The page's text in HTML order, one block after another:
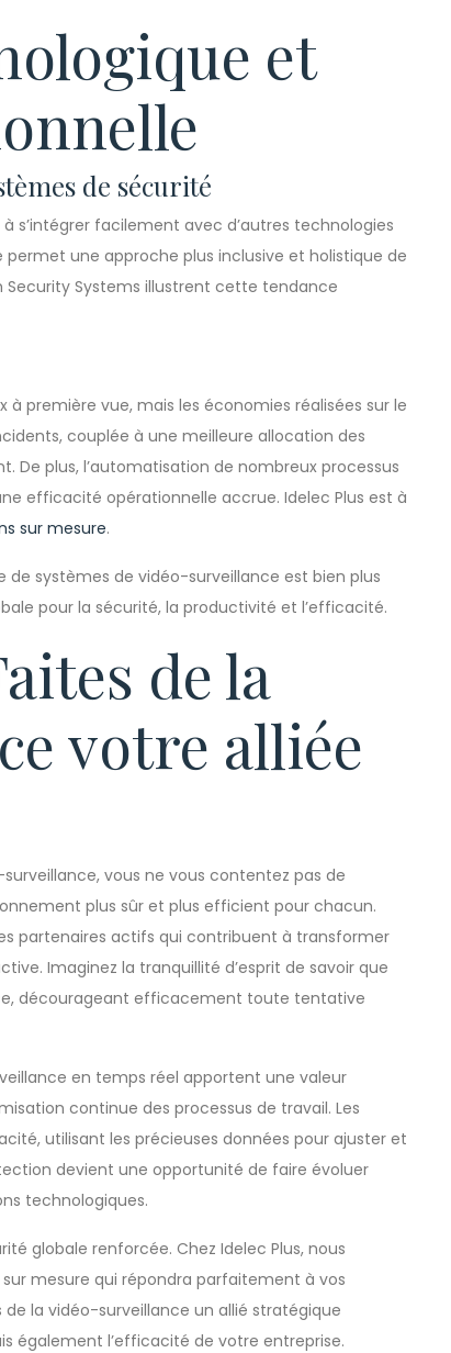
et
de sécurité
s’intégrer facilement avec d’autres technologies
une approche plus inclusive et holistique de
Security Systems illustrent cette tendance
première vue, mais les économies réalisées sur le
couplée à une meilleure allocation des
De plus, l’automatisation de nombreux processus
efficacité opérationnelle accrue. Idelec Plus est à
sur mesure.
systèmes de vidéo-surveillance est bien plus
pour la sécurité, la productivité et l’efficacité.
de la
votre alliée
vous ne vous contentez pas de
plus sûr et plus efficient pour chacun.
partenaires actifs qui contribuent à transformer
Imaginez la tranquillité d’esprit de savoir que
décourageant efficacement toute tentative
en temps réel apportent une valeur
continue des processus de travail. Les
utilisant les précieuses données pour ajuster et
devient une opportunité de faire évoluer
technologiques.
globale renforcée. Chez Idelec Plus, nous
mesure qui répondra parfaitement à vos
la vidéo-surveillance un allié stratégique
également l’efficacité de votre entreprise.